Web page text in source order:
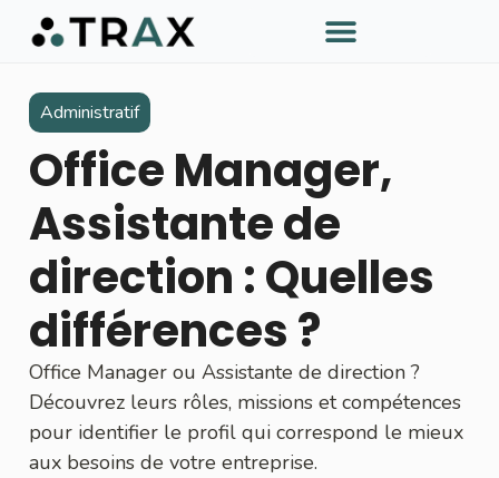
Administratif
Office Manager,
Assistante de
direction : Quelles
différences ?
Office Manager ou Assistante de direction ?
Découvrez leurs rôles, missions et compétences
pour identifier le profil qui correspond le mieux
aux besoins de votre entreprise.